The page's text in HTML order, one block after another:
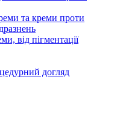
та креми проти
від пігментації
догляд